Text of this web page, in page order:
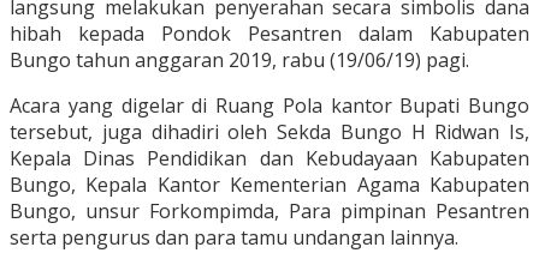
langsung melakukan penyerahan secara simbolis dana
hibah kepada Pondok Pesantren dalam Kabupaten
Bungo tahun anggaran 2019, rabu (19/06/19) pagi.
Acara yang digelar di Ruang Pola kantor Bupati Bungo
tersebut, juga dihadiri oleh Sekda Bungo H Ridwan Is,
Kepala Dinas Pendidikan dan Kebudayaan Kabupaten
Bungo, Kepala Kantor Kementerian Agama Kabupaten
Bungo, unsur Forkompimda, Para pimpinan Pesantren
serta pengurus dan para tamu undangan lainnya.